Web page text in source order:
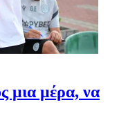
μια μέρα, να